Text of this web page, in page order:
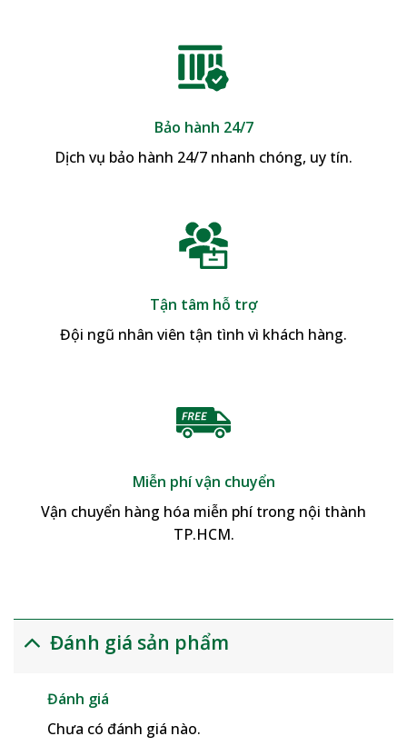
Bảo hành 24/7
Dịch vụ bảo hành 24/7 nhanh chóng, uy tín.
Tận tâm hỗ trợ
Đội ngũ nhân viên tận tình vì khách hàng.
Miễn phí vận chuyển
Vận chuyển hàng hóa miễn phí trong nội thành
TP.HCM.
Đánh giá sản phẩm
Đánh giá
Chưa có đánh giá nào.